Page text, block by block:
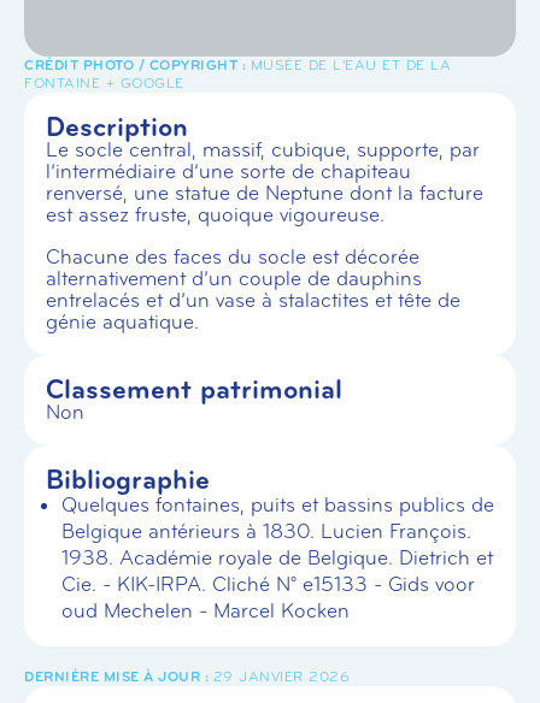
MUSÉE DE L'EAU ET DE LA
FONTAINE + GOOGLE
Description
Le socle central, massif, cubique, supporte, par
l’intermédiaire d’une sorte de chapiteau
renversé, une statue de Neptune dont la facture
est assez fruste, quoique vigoureuse.
Chacune des faces du socle est décorée
alternativement d’un couple de dauphins
entrelacés et d’un vase à stalactites et tête de
génie aquatique.
Classement patrimonial
Non
Bibliographie
Quelques fontaines, puits et bassins publics de
Belgique antérieurs à 1830. Lucien François.
1938. Académie royale de Belgique. Dietrich et
Cie. - KIK-IRPA. Cliché N° e15133 - Gids voor
oud Mechelen - Marcel Kocken
29 JANVIER 2026